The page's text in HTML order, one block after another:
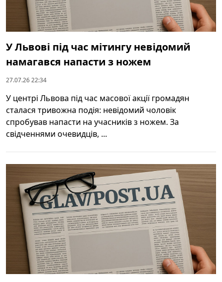
У Львові під час мітингу невідомий
намагався напасти з ножем
27.07.26 22:34
У центрі Львова під час масової акції громадян
сталася тривожна подія: невідомий чоловік
спробував напасти на учасників з ножем. За
свідченнями очевидців, ...